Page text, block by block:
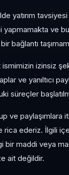
yatırım
yapmamakta ve
bağlantı
ismimizin izinsiz
ve yanıltıcı
süreçler
ve paylaşımlara
rica ederiz. İlgili
bir maddi veya
ait değildir.
TEFAS'ta
içi sıra